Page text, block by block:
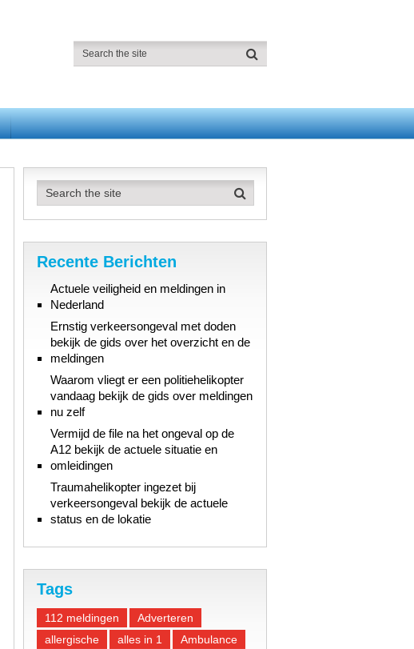
Recente Berichten
Actuele veiligheid en meldingen in
Nederland
Ernstig verkeersongeval met doden
bekijk de gids over het overzicht en de
meldingen
Waarom vliegt er een politiehelikopter
vandaag bekijk de gids over meldingen
nu zelf
Vermijd de file na het ongeval op de
A12 bekijk de actuele situatie en
omleidingen
Traumahelikopter ingezet bij
verkeersongeval bekijk de actuele
status en de lokatie
Tags
112 meldingen
Adverteren
allergische
alles in 1
Ambulance